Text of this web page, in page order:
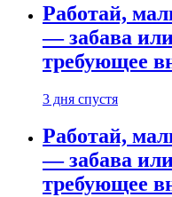
Работай,
— забава или
требующее
3 дня спустя
Работай,
— забава или
требующее